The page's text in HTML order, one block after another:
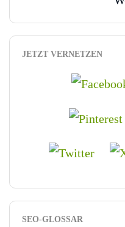
JETZT VERNETZEN
SEO-GLOSSAR